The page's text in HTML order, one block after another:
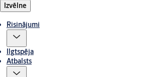
Izvēlne
Risinājumi
Ilgtspēja
Atbalsts